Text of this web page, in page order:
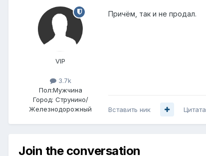
VIP
3.7k
Пол:Мужчина
Город: Струнино/
Железнодорожный
Причём, так и не продал.
Вставить ник Цитата
Join the conversation